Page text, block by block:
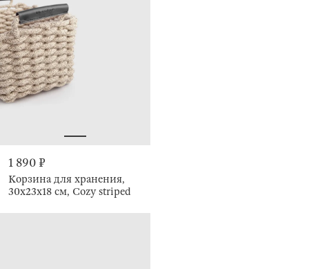
1 890 ₽
Корзина для хранения,
30х23х18 см, Cozy striped